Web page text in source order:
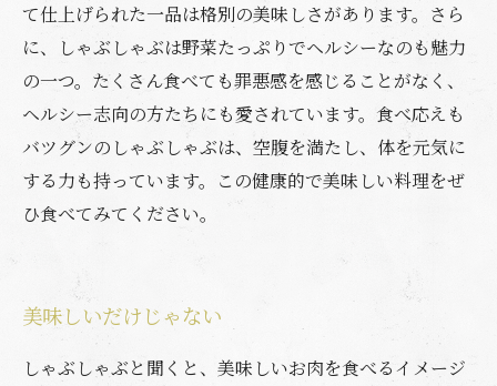
て仕上げられた一品は格別の美味しさがあります。さら
に、しゃぶしゃぶは野菜たっぷりでヘルシーなのも魅力
の一つ。たくさん食べても罪悪感を感じることがなく、
ヘルシー志向の方たちにも愛されています。食べ応えも
バツグンのしゃぶしゃぶは、空腹を満たし、体を元気に
する力も持っています。この健康的で美味しい料理をぜ
ひ食べてみてください。
美味しいだけじゃない
しゃぶしゃぶと聞くと、美味しいお肉を食べるイメージ